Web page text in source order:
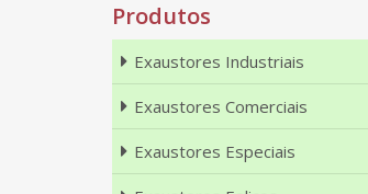
Produtos
Exaustores Industriais
Exaustores Comerciais
Exaustores Especiais